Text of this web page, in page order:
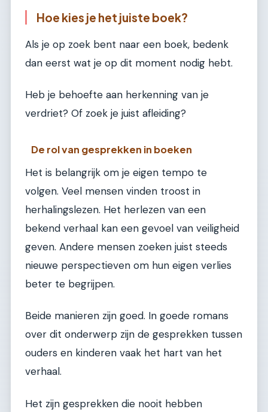
Hoe kies je het juiste boek?
Als je op zoek bent naar een boek, bedenk
dan eerst wat je op dit moment nodig hebt.
Heb je behoefte aan herkenning van je
verdriet? Of zoek je juist afleiding?
De rol van gesprekken in boeken
Het is belangrijk om je eigen tempo te
volgen. Veel mensen vinden troost in
herhalingslezen. Het herlezen van een
bekend verhaal kan een gevoel van veiligheid
geven. Andere mensen zoeken juist steeds
nieuwe perspectieven om hun eigen verlies
beter te begrijpen.
Beide manieren zijn goed. In goede romans
over dit onderwerp zijn de gesprekken tussen
ouders en kinderen vaak het hart van het
verhaal.
Het zijn gesprekken die nooit hebben